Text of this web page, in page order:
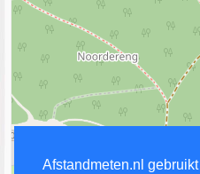
Afstandmeten.nl